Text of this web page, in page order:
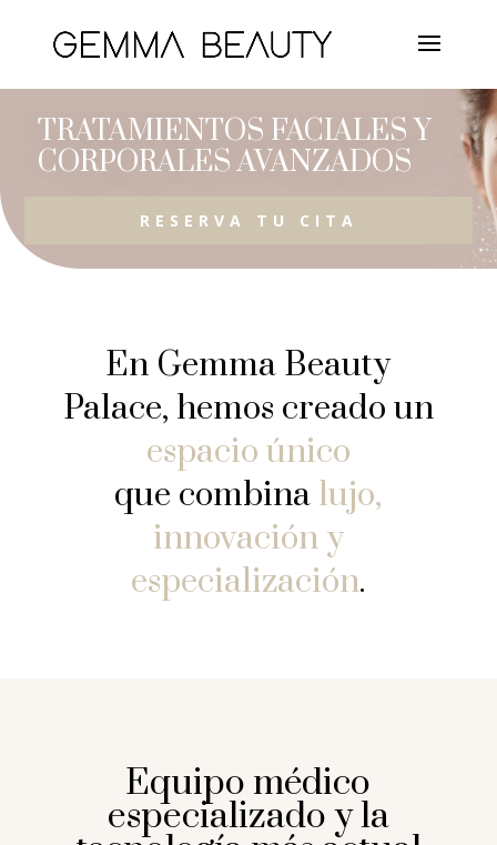
TRATAMIENTOS FACIALES Y
CORPORALES AVANZADOS
RESERVA TU CITA
En Gemma Beauty
Palace, hemos creado un
espacio único
que combina lujo,
innovación y
especialización.
Equipo médico
especializado y la